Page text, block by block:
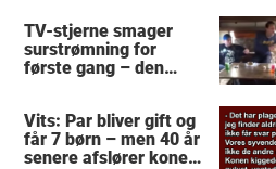
TV-stjerne smager
surstrømning for
første gang – den
skrige af grin
Vits: Par bliver gift og
får 7 børn – men 40 år
senere afslører konen